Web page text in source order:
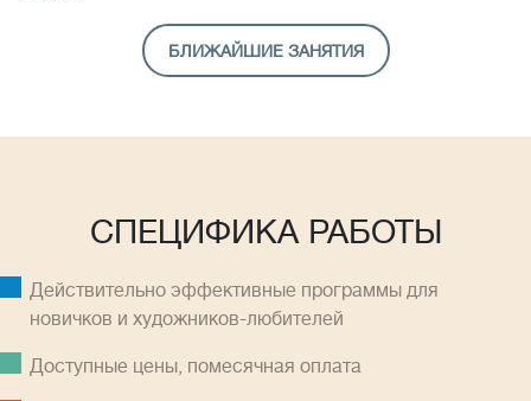
БЛИЖАЙШИЕ ЗАНЯТИЯ
СПЕЦИФИКА РАБОТЫ
Действительно эффективные программы для
новичков и художников-любителей
Доступные цены, помесячная оплатa